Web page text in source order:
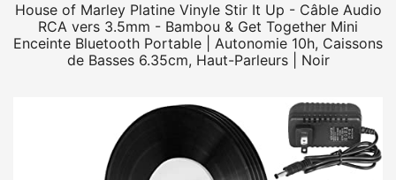
House of Marley Platine Vinyle Stir It Up - Câble Audio
RCA vers 3.5mm - Bambou & Get Together Mini
Enceinte Bluetooth Portable | Autonomie 10h, Caissons
de Basses 6.35cm, Haut-Parleurs | Noir